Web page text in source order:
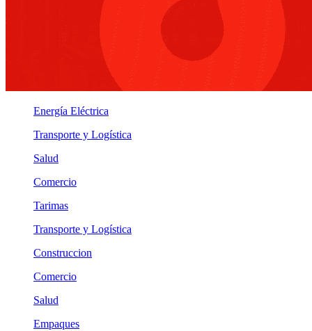
Energía Eléctrica
Transporte y Logística
Salud
Comercio
Tarimas
Transporte y Logística
Construccion
Comercio
Salud
Empaques